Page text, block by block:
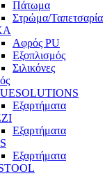
Πάτωμα
Στρώμα/Ταπετσαρία
Αφρός PU
Εξοπλισμός
Σιλικόνες
Εξαρτήματα
Εξαρτήματα
Εξαρτήματα